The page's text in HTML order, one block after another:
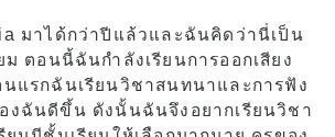
รียน
มาได้กว่าปีแล้วและฉันคิดว่านี่เป็น
ม ตอนนี้ฉันกำลังเรียนการออกเสียง
แรกฉันเรียนวิชาสนทนาและการฟัง
งฉันดีขึ้น ดังนั้นฉันจึงอยากเรียนวิชา